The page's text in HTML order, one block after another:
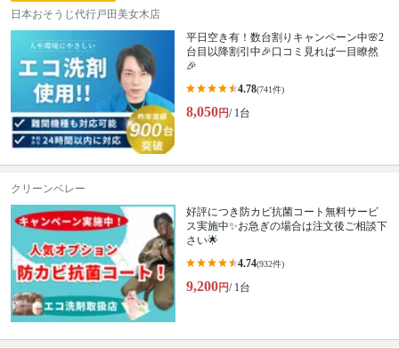
日本おそうじ代行戸田美女木店
平日空き有！数台割りキャンペーン中🌸2
台目以降割引中🎉口コミ見れば一目瞭然
🎉
4.78(741件)
8,050円/ 1台
クリーンベレー
好評につき防カビ抗菌コート無料サービ
ス実施中✨お急ぎの場合は注文後ご相談下
さい🌟
4.74(932件)
9,200円/ 1台